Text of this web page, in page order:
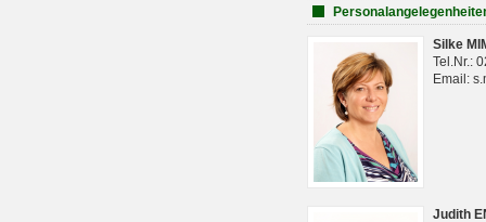
Silke
Tel.Nr.:
Email:
Judith